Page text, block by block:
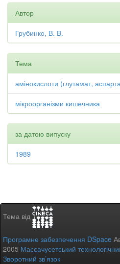
Автор
Грубинко, В. В.
Тема
амінокислоти (глутамат,
мікроорганізми кишечника
за датою випуску
1989
Тема від
Програмне забезпечення DSpace
2005 Массачусетський
Зворотний зв’язок